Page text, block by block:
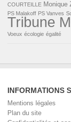
COURTEILLE Monique
PS Malakoff PS Vanves
Tribune
Voeux écologie égalité
INFORMATIONS
Mentions légales
Plan du site